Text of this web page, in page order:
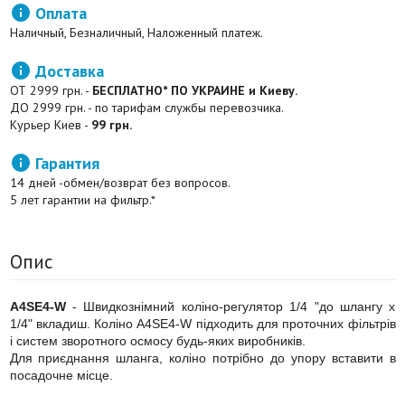
 Оплата
Наличный, Безналичный, Наложенный платеж.
 Доставка
ОТ 2999 грн. - БЕСПЛАТНО* ПО УКРАИНЕ и Киеву.
ДО 2999 грн. - по тарифам службы перевозчика.
Курьер Киев - 99 грн.
 Гарантия
14 дней -обмен/возврат без вопросов.
5 лет гарантии на фильтр.*
Опис
A4SE4-W- Швидкознімний коліно-регулятор 1/4 "до шлангу x
1/4" вкладиш. Коліно A4SE4-W підходить для проточних фільтрів
і систем зворотного осмосу будь-яких виробників.
Для приєднання шланга, коліно потрібно до упору вставити в
посадочне місце.